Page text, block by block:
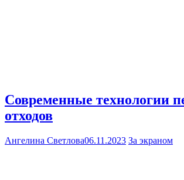
Современные технологии
отходов
Ангелина Светлова06.11.2023 За экраном